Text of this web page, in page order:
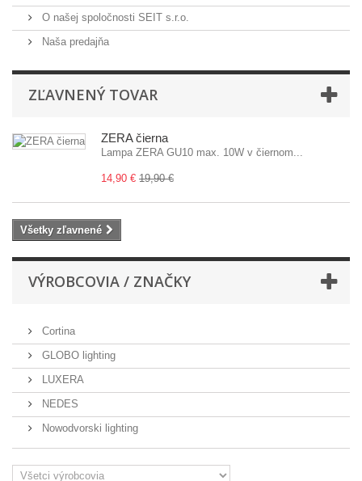
O našej spoločnosti SEIT s.r.o.
Naša predajňa
ZĽAVNENÝ TOVAR
ZERA čierna
Lampa ZERA GU10 max. 10W v čiernom...
14,90 € 19,90 €
Všetky zľavnené
VÝROBCOVIA / ZNAČKY
Cortina
GLOBO lighting
LUXERA
NEDES
Nowodvorski lighting